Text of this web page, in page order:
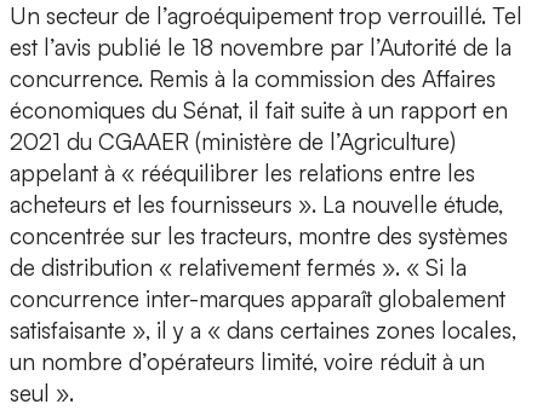
Un secteur de l’agroéquipement trop verrouillé. Tel
est l’avis publié le 18 novembre par l’Autorité de la
concurrence. Remis à la commission des Affaires
économiques du Sénat, il fait suite à un rapport en
2021 du CGAAER (ministère de l’Agriculture)
appelant à « rééquilibrer les relations entre les
acheteurs et les fournisseurs ». La nouvelle étude,
concentrée sur les tracteurs, montre des systèmes
de distribution « relativement fermés ». « Si la
concurrence inter-marques apparaît globalement
satisfaisante », il y a « dans certaines zones locales,
un nombre d’opérateurs limité, voire réduit à un
seul ».